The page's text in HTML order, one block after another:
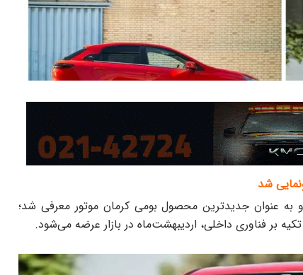
شد
عنوان جدیدترین محصول بومی کرمان موتور معرفی شد؛
بر فناوری داخلی، اردیبهشت‌ماه در بازار عرضه می‌شود.